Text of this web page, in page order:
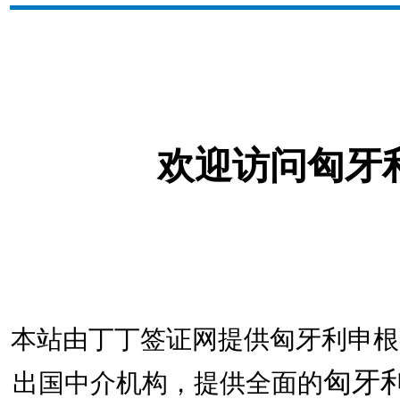
欢迎访问匈牙
本站由丁丁签证网提供匈牙利申
出国中介机构，提供全面的匈牙